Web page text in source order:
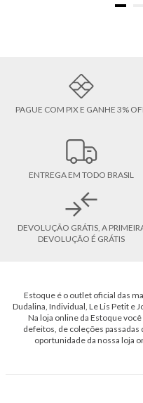
PAGUE COM PIX E GANHE 3%
ENTREGA EM TODO BRASIL
DEVOLUÇÃO GRÁTIS, A
DEVOLUÇÃO É GRÁTIS
Estoque é o outlet oficial das
Dudalina, Individual, Le Lis Petit e
Na loja online da Estoque
defeitos, de coleções
oportunidade da nossa loja